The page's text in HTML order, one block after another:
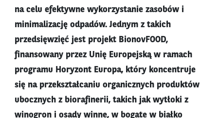
na celu efektywne wykorzystanie zasobów i
minimalizację odpadów. Jednym z takich
przedsięwzięć jest projekt BionovFOOD,
finansowany przez Unię Europejską w ramach
programu Horyzont Europa, który koncentruje
się na przekształcaniu organicznych produktów
ubocznych z biorafinerii, takich jak wytłoki z
winogron i osady winne, w bogate w białko